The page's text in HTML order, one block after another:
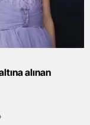
alınan